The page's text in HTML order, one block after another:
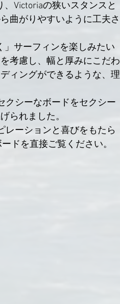
Victoriaの狭いスタンスと
曲がりやすいように工夫さ
」サーフィンを楽しみたい
考慮し、幅と厚みにこだわ
ィングができるような、理
クシーなボードをセクシー
られました。
レーションと喜びをもたら
ドを直接ご覧ください。